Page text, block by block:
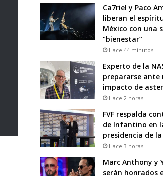
Ca7riel y Paco
liberan el
México con una
“bienestar”
Hace 44 minutos
Experto de la
prepararse ante
impacto de
Hace 2 horas
FVF respalda
de Infantino en
presidencia de la
Hace 3 horas
Marc Anthony y
serán honrados